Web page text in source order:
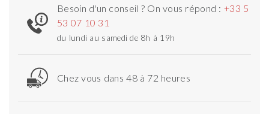
Besoin d'un conseil ? On vous répond : +33 5
53 07 10 31
du lundi au samedi de 8h à 19h
Chez vous dans 48 à 72 heures